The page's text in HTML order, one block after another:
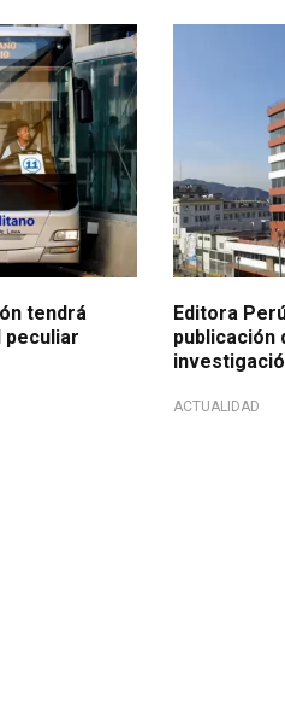
tendrá
peculiar
Editora
publicación
ACTUALIDAD